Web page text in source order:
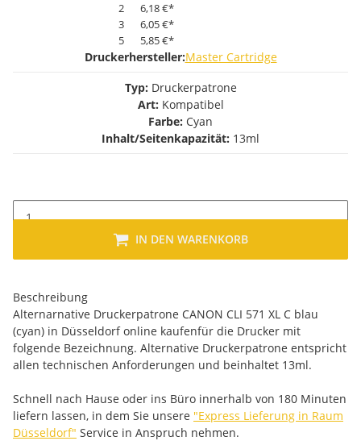
2
6,18 €*
3
6,05 €*
5
5,85 €*
Druckerhersteller:Master Cartridge
Typ: Druckerpatrone
Art: Kompatibel
Farbe: Cyan
Inhalt/Seitenkapazität: 13ml
IN DEN WARENKORB
Beschreibung
Alternarnative Druckerpatrone CANON CLI 571 XL C blau
(cyan) in Düsseldorf online kaufenfür die Drucker mit
folgende Bezeichnung. Alternative Druckerpatrone entspricht
allen technischen Anforderungen und beinhaltet 13ml.
Schnell nach Hause oder ins Büro innerhalb von 180 Minuten
liefern lassen, in dem Sie unsere "Express Lieferung in Raum
Düsseldorf" Service in Anspruch nehmen.